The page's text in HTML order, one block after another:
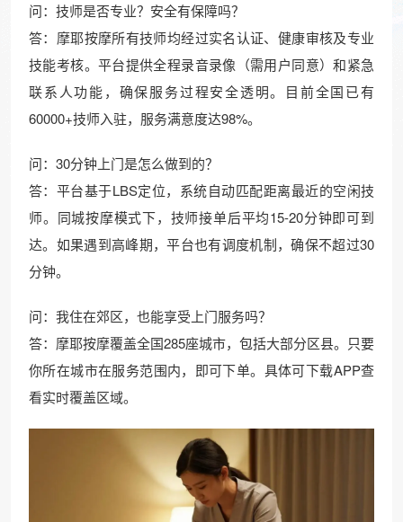
问：技师是否专业？安全有保障吗？
答：摩耶按摩所有技师均经过实名认证、健康审核及专业
技能考核。平台提供全程录音录像（需用户同意）和紧急
联系人功能，确保服务过程安全透明。目前全国已有
60000+技师入驻，服务满意度达98%。
问：30分钟上门是怎么做到的？
答：平台基于LBS定位，系统自动匹配距离最近的空闲技
师。同城按摩模式下，技师接单后平均15-20分钟即可到
达。如果遇到高峰期，平台也有调度机制，确保不超过30
分钟。
问：我住在郊区，也能享受上门服务吗？
答：摩耶按摩覆盖全国285座城市，包括大部分区县。只要
你所在城市在服务范围内，即可下单。具体可下载APP查
看实时覆盖区域。